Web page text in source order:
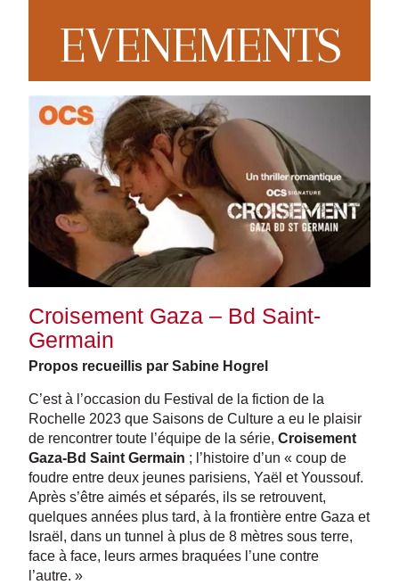
EVENEMENTS
Croisement Gaza – Bd Saint-
Germain
Propos recueillis par Sabine Hogrel
C’est à l’occasion du Festival de la fiction de la
Rochelle 2023 que Saisons de Culture a eu le plaisir
de rencontrer toute l’équipe de la série, Croisement
Gaza-Bd Saint Germain ; l’histoire d’un « coup de
foudre entre deux jeunes parisiens, Yaël et Youssouf.
Après s’être aimés et séparés, ils se retrouvent,
quelques années plus tard, à la frontière entre Gaza et
Israël, dans un tunnel à plus de 8 mètres sous terre,
face à face, leurs armes braquées l’une contre
l’autre. »